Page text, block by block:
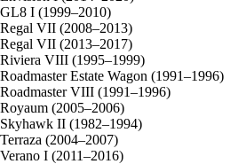
GL8 I (1999–2010)
Regal VII (2008–2013)
Regal VII (2013–2017)
Riviera VIII (1995–1999)
Roadmaster Estate Wagon (1991–1996)
Roadmaster VIII (1991–1996)
Royaum (2005–2006)
Skyhawk II (1982–1994)
Terraza (2004–2007)
Verano I (2011–2016)